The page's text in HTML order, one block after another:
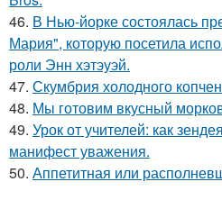
46. В Нью-йорке состоялась
Мария", которую посетила
роли Энн хэтэуэй.
47. Скумбрия холодного
48. Мы готовим вкусный
49. Урок от учителей: как
манифест уважения.
50. Аппетитная или